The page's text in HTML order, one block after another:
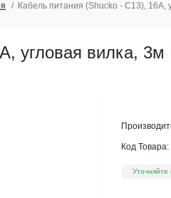
Кабель питания (Shucko - C13), 16A,
угловая вилка,
Код Товара:
Уточняйте